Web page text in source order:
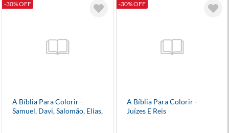
-30% OFF
A Bíblia Para Colorir -
Samuel, Davi, Salomão, Elias,
-30% OFF
A Bíblia Para Colorir -
Juízes E Reis